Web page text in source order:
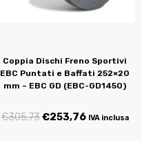
Coppia Dischi Freno Sportivi
EBC Puntati e Baffati 252×20
mm – EBC GD (EBC-GD1450)
€305,73€253,76 IVA inclusa